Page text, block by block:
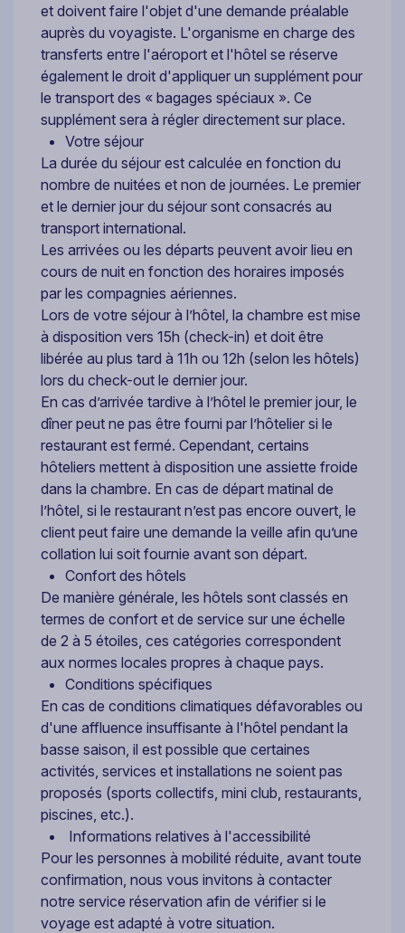
et doivent faire l'objet d'une demande préalable
auprès du voyagiste. L'organisme en charge des
transferts entre l'aéroport et l'hôtel se réserve
également le droit d'appliquer un supplément pour
le transport des « bagages spéciaux ». Ce
supplément sera à régler directement sur place.
Votre séjour
La durée du séjour est calculée en fonction du
nombre de nuitées et non de journées. Le premier
et le dernier jour du séjour sont consacrés au
transport international.
Les arrivées ou les départs peuvent avoir lieu en
cours de nuit en fonction des horaires imposés
par les compagnies aériennes.
Lors de votre séjour à l’hôtel, la chambre est mise
à disposition vers 15h (check-in) et doit être
libérée au plus tard à 11h ou 12h (selon les hôtels)
lors du check-out le dernier jour.
En cas d’arrivée tardive à l’hôtel le premier jour, le
dîner peut ne pas être fourni par l’hôtelier si le
restaurant est fermé. Cependant, certains
hôteliers mettent à disposition une assiette froide
dans la chambre. En cas de départ matinal de
l’hôtel, si le restaurant n’est pas encore ouvert, le
client peut faire une demande la veille afin qu’une
collation lui soit fournie avant son départ.
Confort des hôtels
De manière générale, les hôtels sont classés en
termes de confort et de service sur une échelle
de 2 à 5 étoiles, ces catégories correspondent
aux normes locales propres à chaque pays.
Conditions spécifiques
En cas de conditions climatiques défavorables ou
d'une affluence insuffisante à l'hôtel pendant la
basse saison, il est possible que certaines
activités, services et installations ne soient pas
proposés (sports collectifs, mini club, restaurants,
piscines, etc.).
Informations relatives à l'accessibilité
Pour les personnes à mobilité réduite, avant toute
confirmation, nous vous invitons à contacter
notre service réservation afin de vérifier si le
voyage est adapté à votre situation.